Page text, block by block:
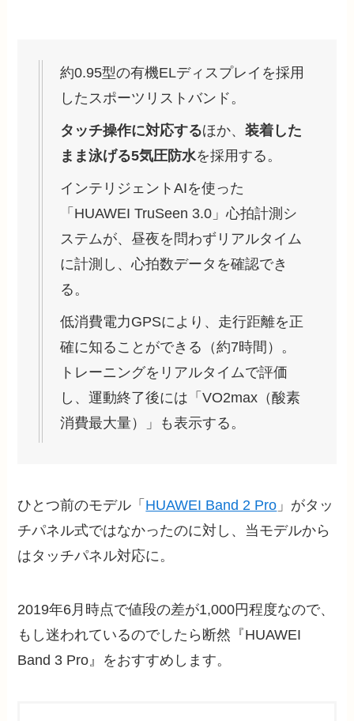
約0.95型の有機ELディスプレイを採用
したスポーツリストバンド。
タッチ操作に対応するほか、装着した
まま泳げる5気圧防水を採用する。
インテリジェントAIを使った
「HUAWEI TruSeen 3.0」心拍計測シ
ステムが、昼夜を問わずリアルタイム
に計測し、心拍数データを確認でき
る。
低消費電力GPSにより、走行距離を正
確に知ることができる（約7時間）。
トレーニングをリアルタイムで評価
し、運動終了後には「VO2max（酸素
消費最大量）」も表示する。
ひとつ前のモデル「 HUAWEI Band 2 Pro 」がタッ
チパネル式ではなかったのに対し、当モデルから
はタッチパネル対応に。
2019年6月時点で値段の差が1,000円程度なので、
もし迷われているのでしたら断然『HUAWEI
Band 3 Pro』をおすすめします。